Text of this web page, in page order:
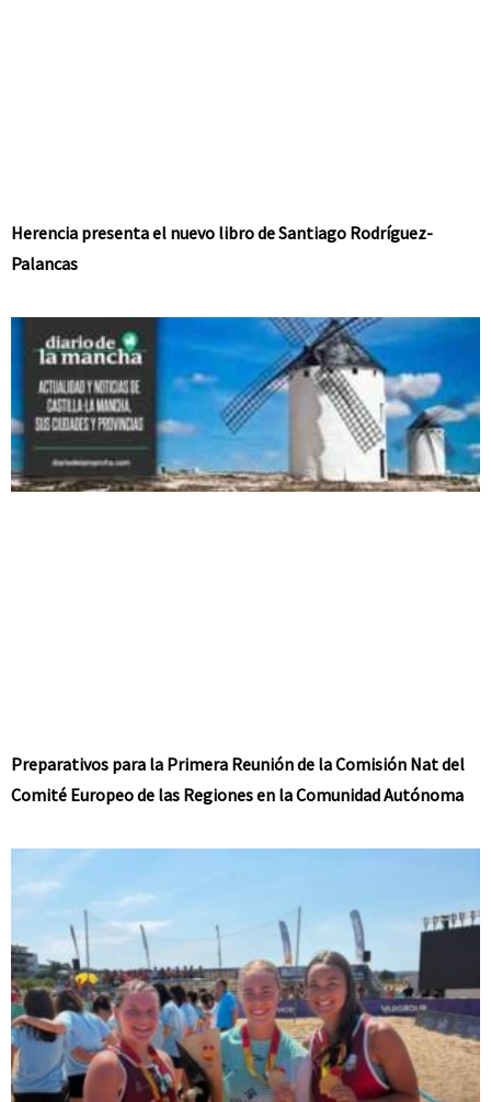
Herencia presenta el nuevo libro de Santiago Rodríguez-
Palancas
Preparativos para la Primera Reunión de la Comisión Nat del
Comité Europeo de las Regiones en la Comunidad Autónoma